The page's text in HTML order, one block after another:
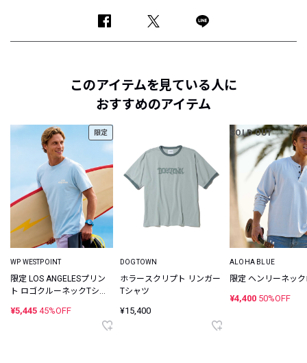
このアイテムを見ている人に
おすすめのアイテム
限定
WP WESTPOINT
限定 LOS ANGELESプリン
ト ロゴクルーネックTシャ
¥5,445 45%OFF
DOGTOWN
ホラースクリプト リンガー
Tシャツ
¥15,400
SOLD OUT
ALOHA BLUE
限定 ヘンリーネッ
¥4,400 50%OFF